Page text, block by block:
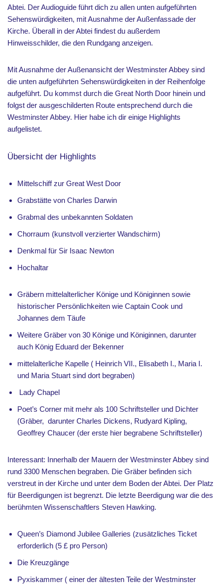
Abtei. Der Audioguide führt dich zu allen unten aufgeführten
Sehenswürdigkeiten, mit Ausnahme der Außenfassade der
Kirche. Überall in der Abtei findest du außerdem
Hinweisschilder, die den Rundgang anzeigen.
Mit Ausnahme der Außenansicht der Westminster Abbey sind
die unten aufgeführten Sehenswürdigkeiten in der Reihenfolge
aufgeführt. Du kommst durch die Great North Door hinein und
folgst der ausgeschilderten Route entsprechend durch die
Westminster Abbey. Hier habe ich dir einige Highlights
aufgelistet.
Übersicht der Highlights
Mittelschiff zur Great West Door
Grabstätte von Charles Darwin
Grabmal des unbekannten Soldaten
Chorraum (kunstvoll verzierter Wandschirm)
Denkmal für Sir Isaac Newton
Hochaltar
Gräbern mittelalterlicher Könige und Königinnen sowie
historischer Persönlichkeiten wie Captain Cook und
Johannes dem Täufe
Weitere Gräber von 30 Könige und Königinnen, darunter
auch König Eduard der Bekenner
mittelalterliche Kapelle ( Heinrich VII., Elisabeth I., Maria I.
und Maria Stuart sind dort begraben)
Lady Chapel
Poet’s Corner mit mehr als 100 Schriftsteller und Dichter
(Gräber, darunter Charles Dickens, Rudyard Kipling,
Geoffrey Chaucer (der erste hier begrabene Schriftsteller)
Interessant: Innerhalb der Mauern der Westminster Abbey sind
rund 3300 Menschen begraben. Die Gräber befinden sich
verstreut in der Kirche und unter dem Boden der Abtei. Der Platz
für Beerdigungen ist begrenzt. Die letzte Beerdigung war die des
berühmten Wissenschaftlers Steven Hawking.
Queen’s Diamond Jubilee Galleries (zusätzliches Ticket
erforderlich (5 £ pro Person)
Die Kreuzgänge
Pyxiskammer ( einer der ältesten Teile der Westminster